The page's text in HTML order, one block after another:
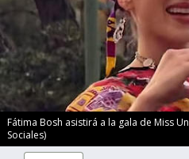
Fátima Bosh asistirá a la gala de Miss
Sociales)